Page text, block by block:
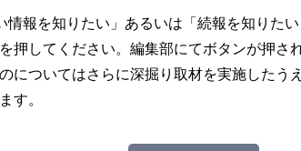
情報を知りたい」あるいは「続報を知りた
押してください。編集部にてボタンが押さ
についてはさらに深掘り取材を実施したう
す。